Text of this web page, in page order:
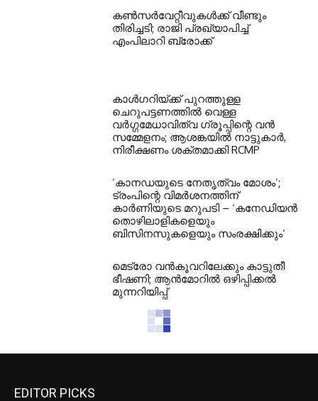
കണ്‍സര്‍വേറ്റീവുകള്‍ക്ക് വീണ്ടും
തിരിച്ചടി; രാജി പ്രഖ്യാപിച്ച്
എംപിലാറി ബ്രോക്ക്
കാൾഗറിയ്ക്ക് പുറത്തുള്ള
ചെറുപട്ടണത്തിൽ വെള്ള
വർഗ്ഗമേധാവിത്വ ഗ്രൂപ്പിന്റെ വൻ
സമ്മേളനം; ആശങ്കയിൽ നാട്ടുകാർ,
നിരീക്ഷണം ശക്തമാക്കി RCMP
‘കാനഡയുടെ നേതൃത്വം മോശം’;
ട്രംപിന്റെ വിമർശനത്തിന്
കാർണിയുടെ മറുപടി – ‘കനേഡിയൻ
തൊഴിലാളികളെയും
ബിസിനസുകളെയും സംരക്ഷിക്കും’
മെട്രോ വൻകൂവറിലേക്കും കാട്ടുതീ
ഭീഷണി; ആൻമോറിൽ ഒഴിപ്പിക്കൽ
മുന്നറിയിപ്പ്
EDITOR PICKS